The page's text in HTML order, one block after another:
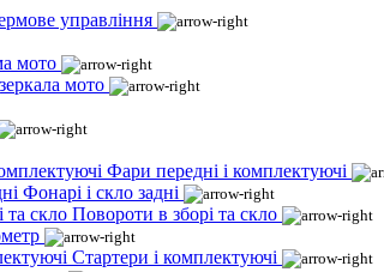
управління
мото
мото
Фари передні і комплектуючі
Фонарі і скло задні
Повороти в зборі та скло
Стартери і комплектуючі